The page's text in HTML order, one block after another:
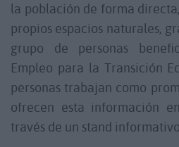
la población de forma
propios espacios naturales,
grupo de personas
Empleo para la Transición
personas trabajan como
ofrecen esta información
través de un stand